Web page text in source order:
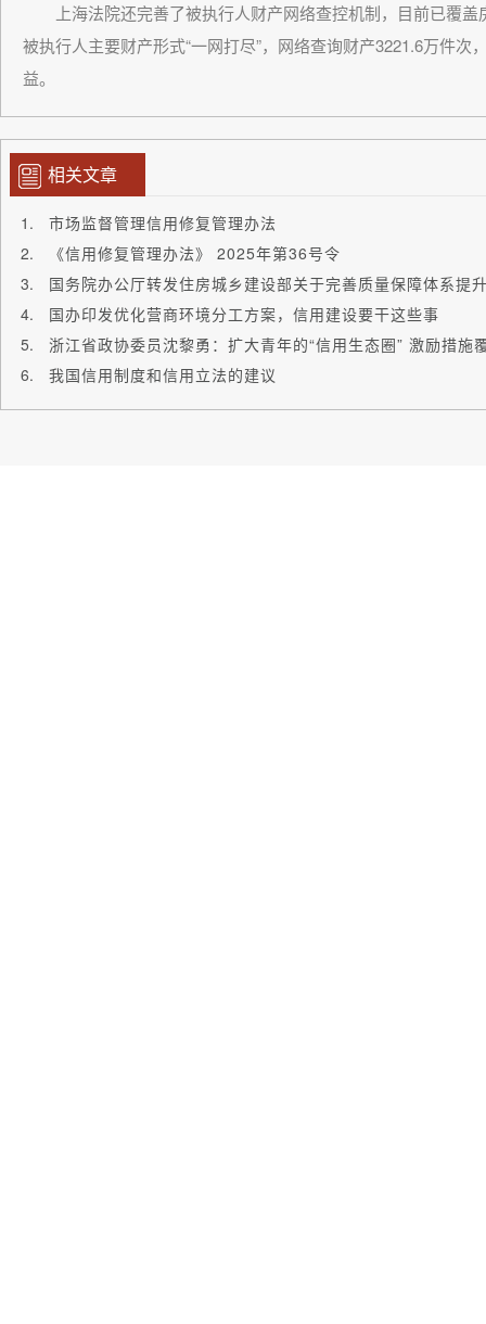
上海法院还完善了被执行人财产网络查控机制，目前已覆盖
被执行人主要财产形式“一网打尽”，网络查询财产3221.6万件
益。
相关文章
市场监督管理信用修复管理办法
《信用修复管理办法》 2025年第36号令
国办印发优化营商环境分工方案，信用建设要干这些事
浙江省政协委员沈黎勇：扩大青年的“信用生态圈” 激励措施
我国信用制度和信用立法的建议